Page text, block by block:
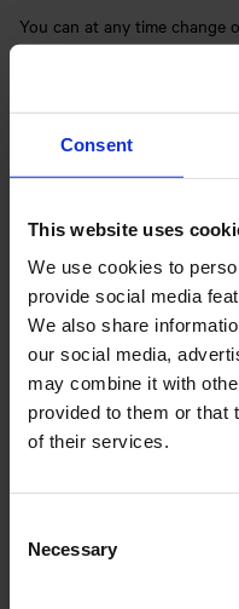
Consent
This website uses
We use cookies to
provide social media
We also share
our social media,
may combine it with
provided to them or that
of their services.
Selection
Necessary
You can at any time
Cookie Declaration on our
Please state your consent
Your consent applies to the
carlnielsenmuseet.dk,
hcandersenshus.dk
Your current state: Deny.
Change your consent
Cookie declaration last
Necessary cookies help